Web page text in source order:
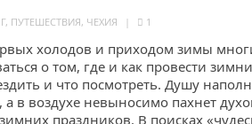
, ПУТЕШЕСТВИЯ, ЧЕХИЯ | 1
холодов и приходом зимы
о том, где и как провести
и что посмотреть. Душу
а в воздухе невыносимо пахнет
праздников. В поисках